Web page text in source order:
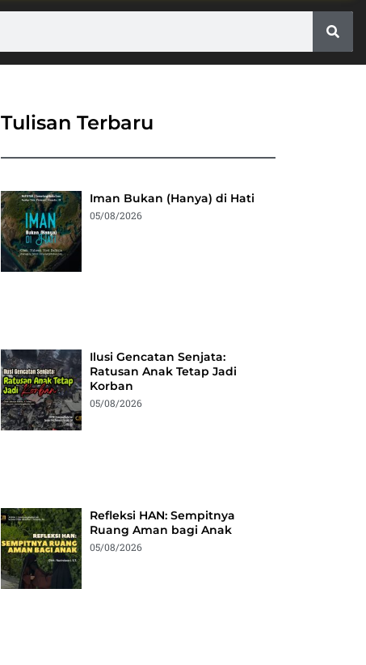
Tulisan Terbaru
Iman Bukan (Hanya) di Hati
05/08/2026
Ilusi Gencatan Senjata:
Ratusan Anak Tetap Jadi
Korban
05/08/2026
Refleksi HAN: Sempitnya
Ruang Aman bagi Anak
05/08/2026